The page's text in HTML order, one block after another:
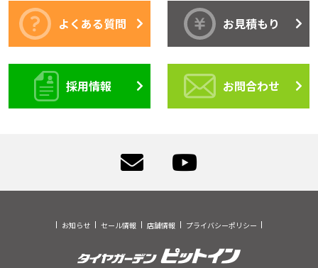
よくある質問 お見積もり
採用情報 お問合わせ
お知らせ セール情報 店舗情報 プライバシーポリシー